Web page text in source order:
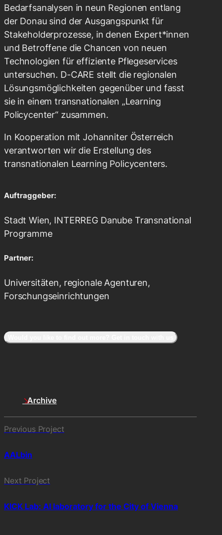
Bedarfsanalysen in neun Regionen entlang
der Donau sind der Ausgangspunkt für
Stakeholderprozesse, in denen Expert*innen
und Betroffene die Chancen von neuen
Technologien für effiziente Pflegeservices
untersuchen. D-CARE stellt die regionalen
Lösungsmöglichkeiten gegenüber und fasst
sie in einem transnationalen „Learning
Policycenter“ zusammen.
In Kooperation mit Johanniter Österreich
verantworten wir die Erstellung des
transnationalen Learning Policycenters.
Auftraggeber:
Stadt Wien, INTERREG Danube Transnational
Programme
Partner:
Universitäten, regionale Agenturen,
Forschungseinrichtungen
Archive
Previous Project
AALbin
Next Project
KICK Lab: AI laboratory for the City of Vienna